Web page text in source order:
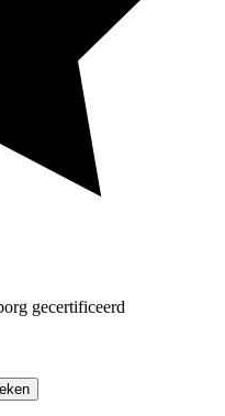
gecertificeerd